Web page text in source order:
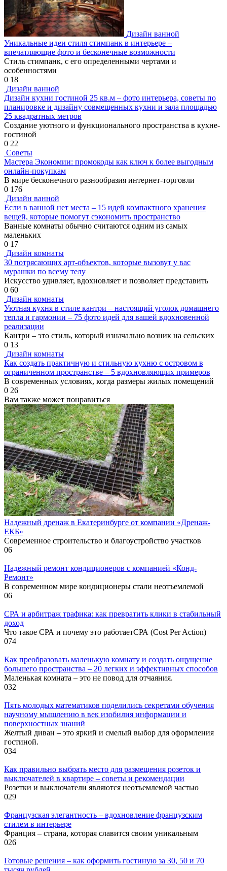
Дизайн ванной
Уникальные идеи стиля стимпанк в интерьере –
впечатляющие фото и бесконечные возможности
Стиль стимпанк, с его определенными чертами и
особенностями
0 18
Дизайн ванной
Дизайн кухни гостиной 25 кв.м – фото интерьера, советы по
планировке и дизайну совмещенных кухни и зала площадью
25 квадратных метров
Создание уютного и функционального пространства в кухне-
гостиной
0 22
Советы
Мастера Экономии: промокоды как ключ к более выгодным
онлайн-покупкам
В мире бесконечного разнообразия интернет-торговли
0 176
Дизайн ванной
Если в ванной нет места – 15 идей компактного хранения
вещей, которые помогут сэкономить пространство
Ванные комнаты обычно считаются одним из самых
маленьких
0 17
Дизайн комнаты
30 потрясающих арт-объектов, которые вызовут у вас
мурашки по всему телу
Искусство удивляет, вдохновляет и позволяет представить
0 60
Дизайн комнаты
Уютная кухня в стиле кантри – настоящий уголок домашнего
тепла и гармонии – 75 фото идей для вашей вдохновенной
реализации
Кантри – это стиль, который изначально возник на сельских
0 13
Дизайн комнаты
Как создать практичную и стильную кухню с островом в
ограниченном пространстве – 5 вдохновляющих примеров
В современных условиях, когда размеры жилых помещений
0 26
Вам также может понравиться
Надежный дренаж в Екатеринбурге от компании «Дренаж-
ЕКБ»
Современное строительство и благоустройство участков
06
Надежный ремонт кондиционеров с компанией «Конд-
Ремонт»
В современном мире кондиционеры стали неотъемлемой
06
СРА и арбитраж трафика: как превратить клики в стабильный
доход
Что такое СРА и почему это работаетСРА (Cost Per Action)
074
Как преобразовать маленькую комнату и создать ощущение
большего пространства – 20 легких и эффективных способов
Маленькая комната – это не повод для отчаяния.
032
Пять молодых математиков поделились секретами обучения
научному мышлению в век изобилия информации и
поверхностных знаний
Желтый диван – это яркий и смелый выбор для оформления
гостиной.
034
Как правильно выбрать место для размещения розеток и
выключателей в квартире – советы и рекомендации
Розетки и выключатели являются неотъемлемой частью
029
Французская элегантность – вдохновление французским
стилем в интерьере
Франция – страна, которая славится своим уникальным
026
Готовые решения – как оформить гостиную за 30, 50 и 70